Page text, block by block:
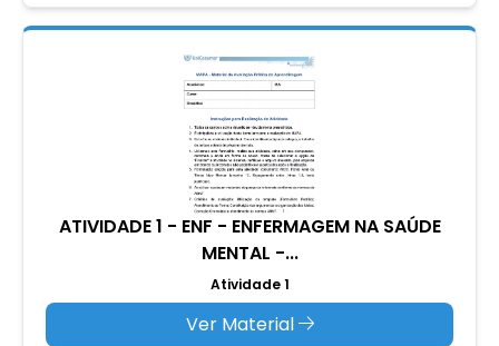
ATIVIDADE 1 - ENF - ENFERMAGEM NA SAÚDE
MENTAL -...
Atividade 1
Ver Material